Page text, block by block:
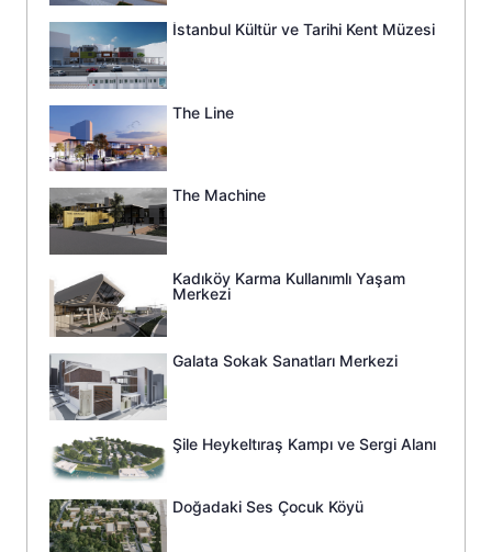
İstanbul Kültür ve Tarihi Kent Müzesi
The Line
The Machine
Kadıköy Karma Kullanımlı Yaşam
Merkezi
Galata Sokak Sanatları Merkezi
Şile Heykeltıraş Kampı ve Sergi Alanı
Doğadaki Ses Çocuk Köyü